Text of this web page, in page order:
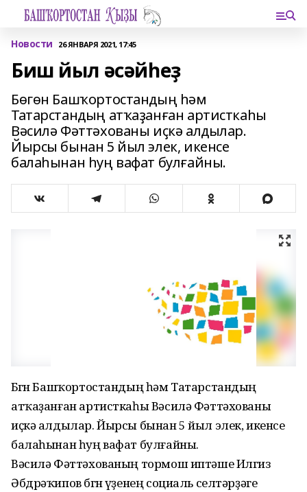
Новости 26 ЯНВАРЯ 2021, 17:45
Биш йыл әсәйһеҙ
Бөгөн Башҡортостандың һәм
Татарстандың атҡаҙанған артисткаһы
Вәсилә Фәттәхованы иҫкә алдылар.
Йырсы бынан 5 йыл элек, икенсе
балаһынан һуң вафат булғайны.
Бөгөн Башҡортостандың һәм Татарстандың
атҡаҙанған артисткаһы Вәсилә Фәттәхованы
иҫкә алдылар. Йырсы бынан 5 йыл элек, икенсе
балаһынан һуң вафат булғайны.
Вәсилә Фәттәхованың тормош иптәше Илгиз
Әбдрәҡипов бөгөн үҙенең социаль селтәрҙәге